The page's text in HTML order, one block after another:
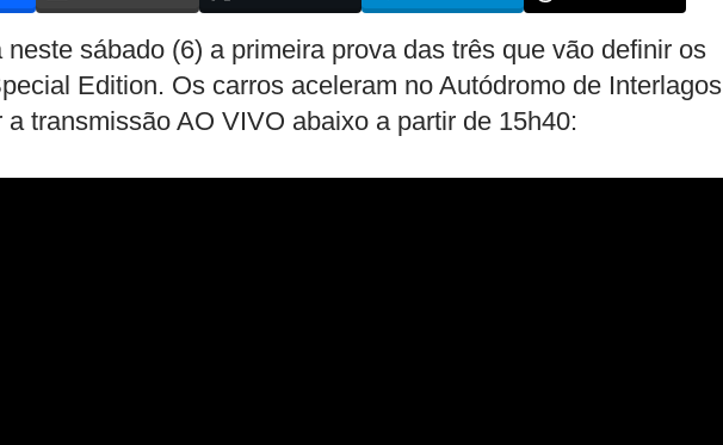
sábado (6) a primeira prova das três que vão definir os
Edition. Os carros aceleram no Autódromo de Interlagos
transmissão AO VIVO abaixo a partir de 15h40: